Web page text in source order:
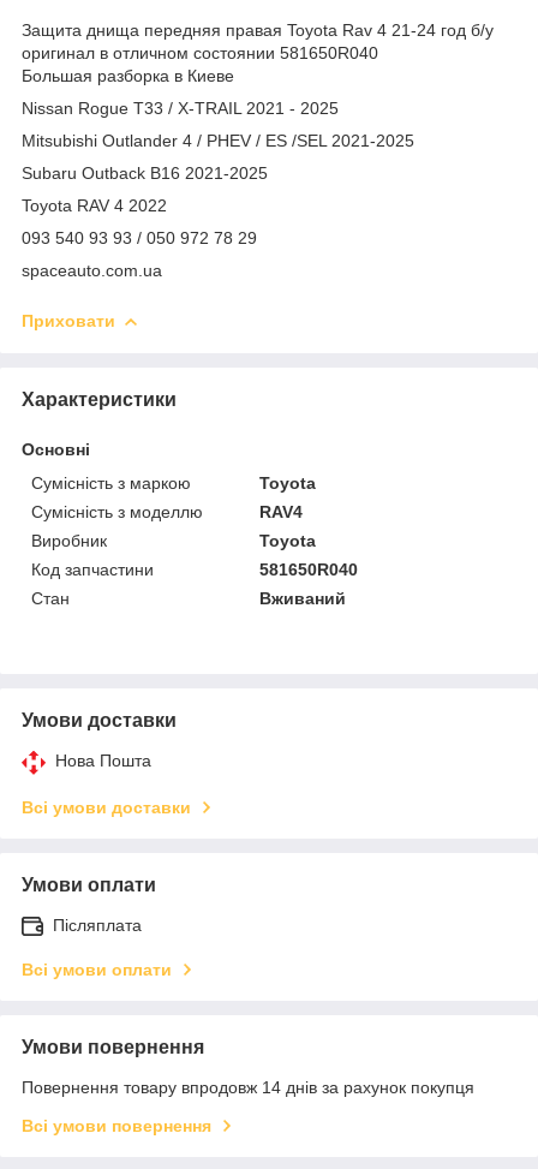
Защита днища передняя правая Toyota Rav 4 21-24 год б/у
оригинал в отличном состоянии 581650R040
Большая разборка в Киеве
Nissan Rogue T33 / X-TRAIL 2021 - 2025
Mitsubishi Outlander 4 / PHEV / ES /SEL 2021-2025
Subaru Outback B16 2021-2025
Toyota RAV 4 2022
093 540 93 93 / 050 972 78 29
spaceauto.com.ua
Приховати
Характеристики
Основні
Сумісність з маркою
Toyota
Сумісність з моделлю
RAV4
Виробник
Toyota
Код запчастини
581650R040
Стан
Вживаний
Умови доставки
Нова Пошта
Всі умови доставки
Умови оплати
Післяплата
Всі умови оплати
Умови повернення
Повернення товару впродовж 14 днів за рахунок покупця
Всі умови повернення